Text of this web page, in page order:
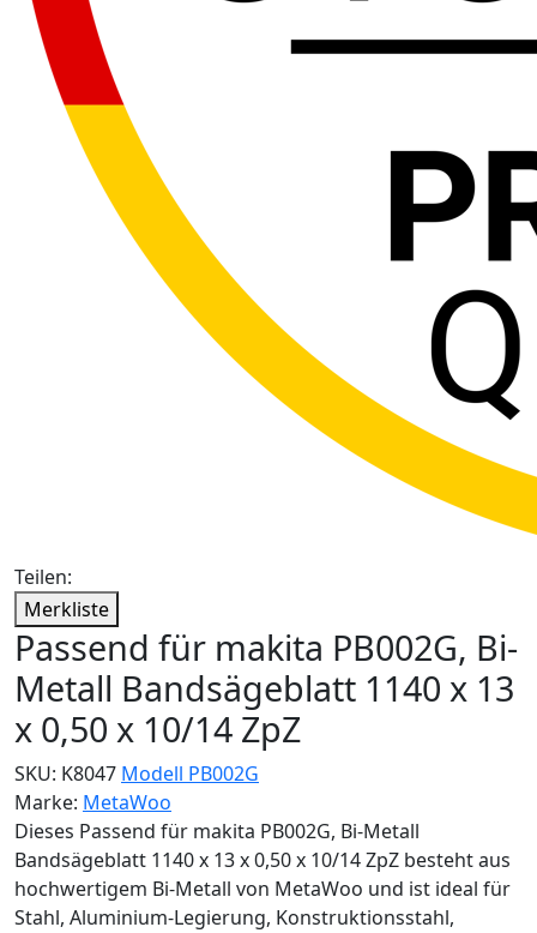
Teilen:
Merkliste
Passend für makita PB002G, Bi-
Metall Bandsägeblatt 1140 x 13
x 0,50 x 10/14 ZpZ
SKU: K8047 Modell PB002G
Marke: MetaWoo
Dieses Passend für makita PB002G, Bi-Metall
Bandsägeblatt 1140 x 13 x 0,50 x 10/14 ZpZ besteht aus
hochwertigem Bi-Metall von MetaWoo und ist ideal für
Stahl, Aluminium-Legierung, Konstruktionsstahl,